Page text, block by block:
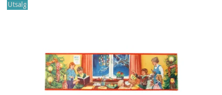
Utsalg